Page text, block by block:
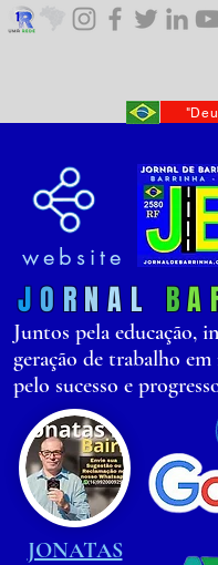
website
JO RNAL B
Juntos pela educação,
geração de trabalho em
pelo sucesso e
JONATAS